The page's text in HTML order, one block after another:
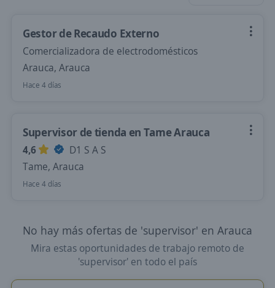
Gestor de Recaudo Externo
Comercializadora de electrodomésticos
Arauca, Arauca
Hace 4 días
Supervisor de tienda en Tame Arauca
4,6
D1 S A S
Tame, Arauca
Hace 4 días
No hay más ofertas de 'supervisor' en Arauca
Mira estas oportunidades de trabajo remoto de
'supervisor' en todo el país